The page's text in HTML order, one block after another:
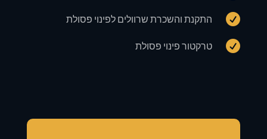
 התקנת והשכרת שרוולים לפינוי פסולת
 טרקטור פינוי פסולת